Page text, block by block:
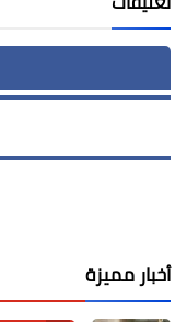
أخبار مميزة